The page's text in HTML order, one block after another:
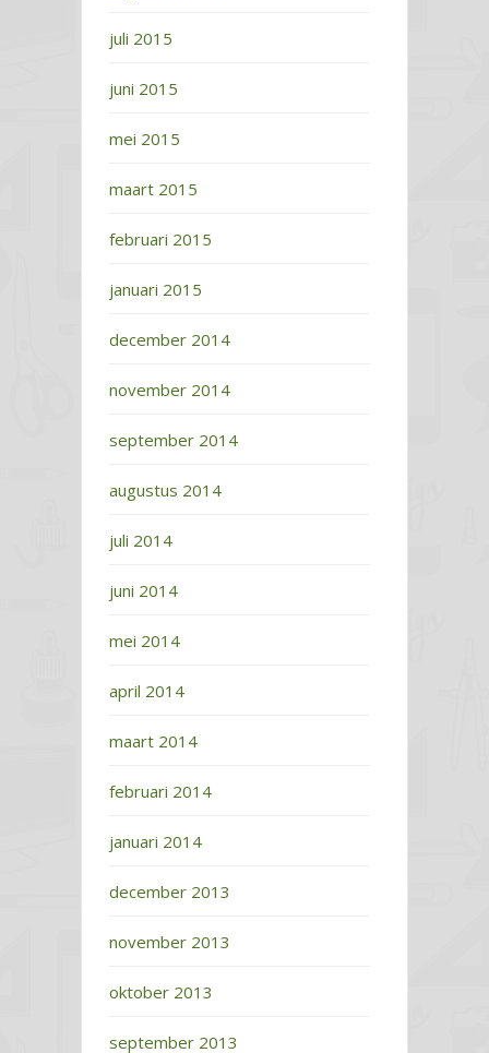
juli 2015
juni 2015
mei 2015
maart 2015
februari 2015
januari 2015
december 2014
november 2014
september 2014
augustus 2014
juli 2014
juni 2014
mei 2014
april 2014
maart 2014
februari 2014
januari 2014
december 2013
november 2013
oktober 2013
september 2013